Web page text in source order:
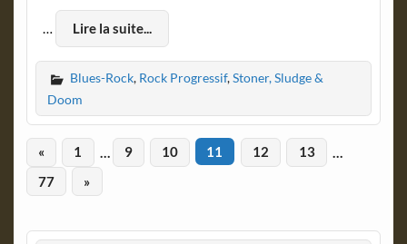
… Lire la suite...
Blues-Rock, Rock Progressif,Stoner, Sludge &
Doom
« 1 9 10 11 12 13
77
»